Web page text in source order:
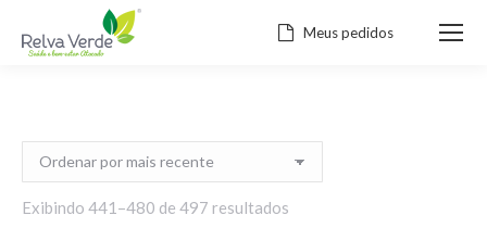
Meus pedidos
Exibindo 441–480 de 497 resultados